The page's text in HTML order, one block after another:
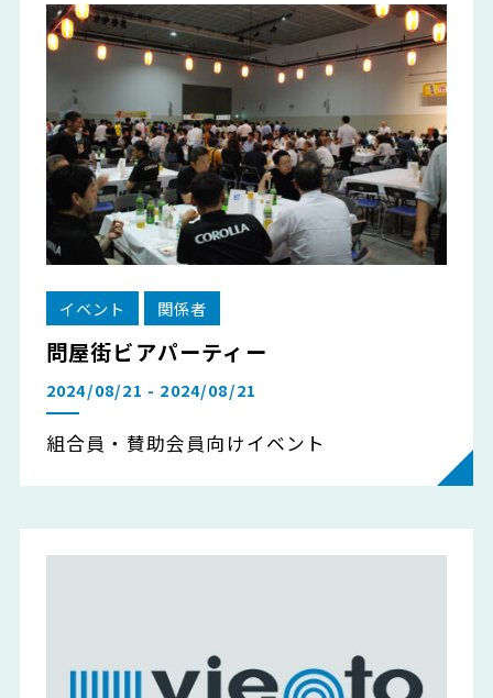
イベント 関係者
問屋街ビアパーティー
2024/08/21 - 2024/08/21
組合員・賛助会員向けイベント